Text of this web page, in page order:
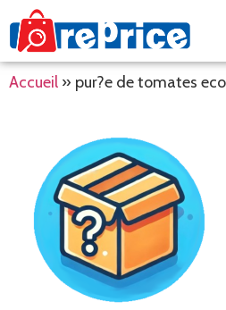
Accueil » pur?e de tomates